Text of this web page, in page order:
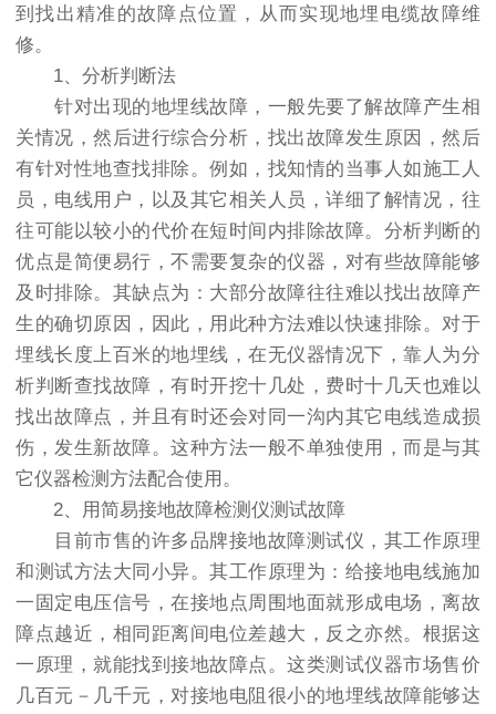
到找出精准的故障点位置，从而实现地埋电缆故障维
修。
1、分析判断法
针对出现的地埋线故障，一般先要了解故障产生相
关情况，然后进行综合分析，找出故障发生原因，然后
有针对性地查找排除。例如，找知情的当事人如施工人
员，电线用户，以及其它相关人员，详细了解情况，往
往可能以较小的代价在短时间内排除故障。分析判断的
优点是简便易行，不需要复杂的仪器，对有些故障能够
及时排除。其缺点为：大部分故障往往难以找出故障产
生的确切原因，因此，用此种方法难以快速排除。对于
埋线长度上百米的地埋线，在无仪器情况下，靠人为分
析判断查找故障，有时开挖十几处，费时十几天也难以
找出故障点，并且有时还会对同一沟内其它电线造成损
伤，发生新故障。这种方法一般不单独使用，而是与其
它仪器检测方法配合使用。
2、用简易接地故障检测仪测试故障
目前市售的许多品牌接地故障测试仪，其工作原理
和测试方法大同小异。其工作原理为：给接地电线施加
一固定电压信号，在接地点周围地面就形成电场，离故
障点越近，相同距离间电位差越大，反之亦然。根据这
一原理，就能找到接地故障点。这类测试仪器市场售价
几百元－几千元，对接地电阻很小的地埋线故障能够达